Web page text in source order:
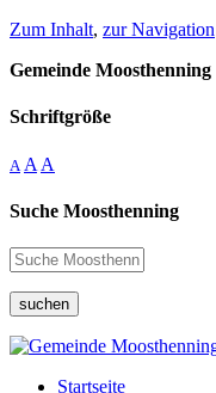
Zum Inhalt, zur Navigation
Gemeinde Moosthenning
Schriftgröße
A A A
Suche Moosthenning
suchen
Startseite